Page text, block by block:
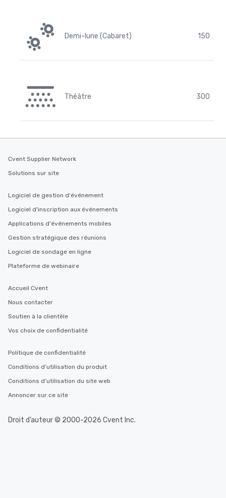
Demi-lune (Cabaret) 150
Théâtre 300
Cvent Supplier Network
Solutions sur site
Logiciel de gestion d'événement
Logiciel d'inscription aux événements
Applications d'événements mobiles
Gestion stratégique des réunions
Logiciel de sondage en ligne
Plateforme de webinaire
Accueil Cvent
Nous contacter
Soutien à la clientèle
Vos choix de confidentialité
Politique de confidentialité
Conditions d’utilisation du produit
Conditions d’utilisation du site web
Annoncer sur ce site
Droit d’auteur © 2000-2026 Cvent Inc.